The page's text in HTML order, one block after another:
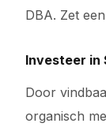
DBA. Zet
Investeer in
Door
organisch